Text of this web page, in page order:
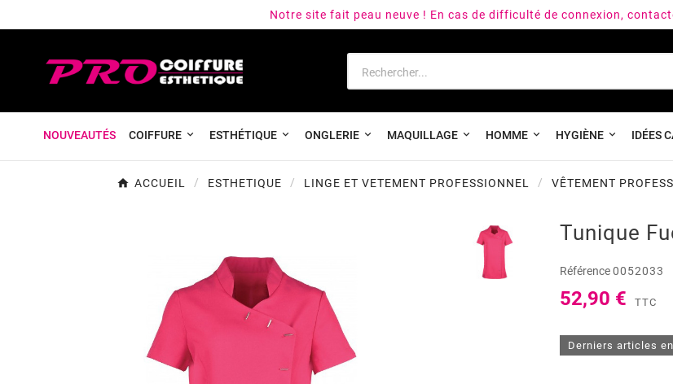
Notre site fait peau neuve ! En cas de difficulté de connexion,
NOUVEAUTÉS COIFFURE ESTHÉTIQUE ONGLERIE MAQUILLAGE HOMME HYGIÈNE IDÉES
ACCUEIL ESTHETIQUE LINGE ET VETEMENT PROFESSIONNEL VÊTEMENT
Tunique
Référence0052033
52,90 € TTC
Derniers articles